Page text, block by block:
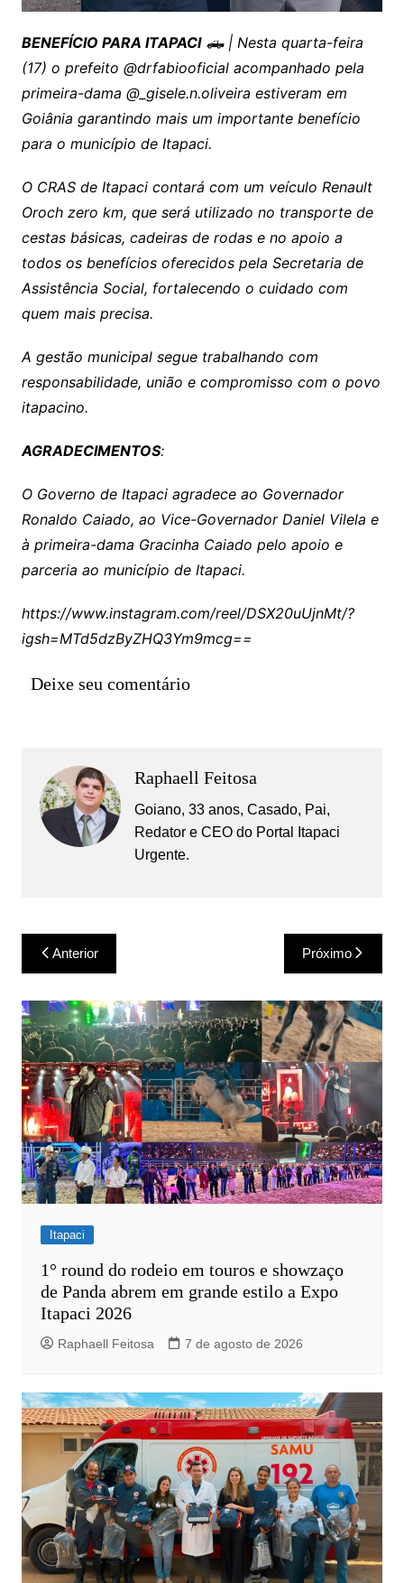
BENEFÍCIO PARA ITAPACI🛻 | Nesta quarta-feira
(17) o prefeito @drfabiooficial acompanhado pela
primeira-dama @_gisele.n.oliveira estiveram em
Goiânia garantindo mais um importante benefício
para o município de Itapaci.
O CRAS de Itapaci contará com um veículo Renault
Oroch zero km, que será utilizado no transporte de
cestas básicas, cadeiras de rodas e no apoio a
todos os benefícios oferecidos pela Secretaria de
Assistência Social, fortalecendo o cuidado com
quem mais precisa.
A gestão municipal segue trabalhando com
responsabilidade, união e compromisso com o povo
itapacino.
AGRADECIMENTOS:
O Governo de Itapaci agradece ao Governador
Ronaldo Caiado, ao Vice-Governador Daniel Vilela e
à primeira-dama Gracinha Caiado pelo apoio e
parceria ao município de Itapaci.
https://www.instagram.com/reel/DSX20uUjnMt/?
igsh=MTd5dzByZHQ3Ym9mcg==
Deixe seu comentário
Raphaell Feitosa
Goiano, 33 anos, Casado, Pai,
Redator e CEO do Portal Itapaci
Urgente.
Navegação
de
Post
Anterior Próximo
Itapaci
1° round do rodeio em touros e showzaço
de Panda abrem em grande estilo a Expo
Itapaci 2026
Raphaell Feitosa 7 de agosto de 2026